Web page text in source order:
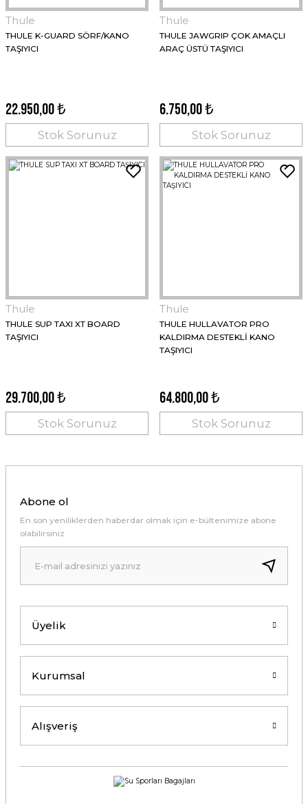
Thule
THULE K-GUARD SÖRF/KANO
TAŞIYICI
22.950,00 ₺
Stok Sorunuz
Thule
THULE JAWGRIP ÇOK AMAÇLI
ARAÇ ÜSTÜ TAŞIYICI
6.750,00 ₺
Stok Sorunuz
Thule
THULE SUP TAXI XT BOARD
TAŞIYICI
29.700,00 ₺
Stok Sorunuz
Thule
THULE HULLAVATOR PRO
KALDIRMA DESTEKLİ KANO
TAŞIYICI
64.800,00 ₺
Stok Sorunuz
Üyelik
Kurumsal
Alışveriş
Abone ol
En son yeniliklerden haberdar olmak için e-bültenimize abone
olabilirsiniz.